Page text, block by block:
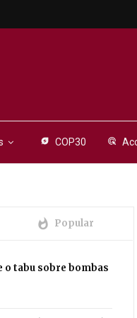
energy_savings_leaf COP30 ads_click
whatshot Popular
o tabu sobre bombas